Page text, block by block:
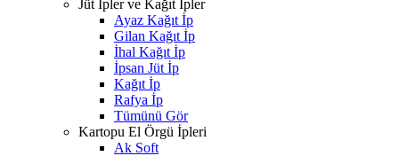
Jüt İpler ve Kağıt İpler
Ayaz Kağıt İp
Gilan Kağıt İp
İhal Kağıt İp
İpsan Jüt İp
Kağıt İp
Rafya İp
Tümünü Gör
Kartopu El Örgü İpleri
Ak Soft